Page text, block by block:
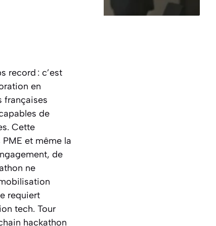
record : c’est
en
françaises
de
Cette
et même la
de
ne
requiert
tech. Tour
hackathon